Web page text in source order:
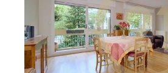
Ref : 1189
Appartement T4 à vendre
435 000 €